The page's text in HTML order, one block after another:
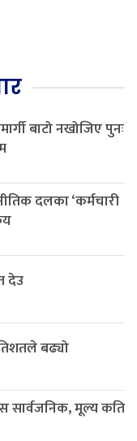
बाटो नखोजिए पुनः
दलका ‘कर्मचारी
देउ
बढ्यो
सार्वजनिक, मूल्य कति